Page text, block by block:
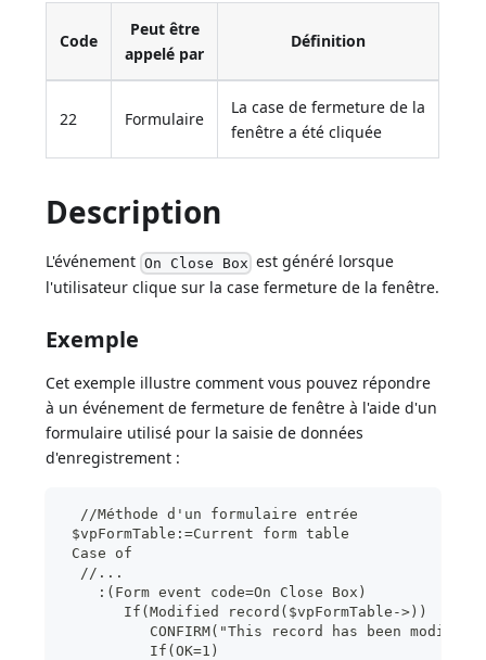
Code
Peut être
appelé par
Définition
22 Formulaire
La case de fermeture de la
fenêtre a été cliquée
Description
L'événement On Close Box est généré lorsque
l'utilisateur clique sur la case fermeture de la fenêtre.
Exemple
Cet exemple illustre comment vous pouvez répondre
à un événement de fermeture de fenêtre à l'aide d'un
formulaire utilisé pour la saisie de données
d'enregistrement :
  //Méthode d'un formulaire entrée
$vpFormTable:=Current form table
Case of
  //...
    :(Form event code=On Close Box)
       If(Modified record($vpFormTable->))
CONFIRM("This record has been
          If(OK=1)